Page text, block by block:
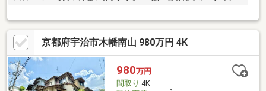
ロ・追い焚き機能 ・浴室暖房換気乾燥機・TVモニター付きイン
ターホン など□周辺施設□・熊小路児童公園…徒歩５分（約３５
５ｍ）・山田屋…徒歩１０分（約７４０ｍ）・キリン堂…徒歩１１
分（約８４４ｍ）・セブンイレブン…徒歩１１分（約８５６
ｍ）・岡屋小学校…徒歩８分（約６２７ｍ）・東宇治中学校…徒歩
２１分（約１６３６ｍ）●定休日なし！お車での送迎も承ります♪
京都府宇治市木幡南山 980万円 4K
980万円
間取り 4K